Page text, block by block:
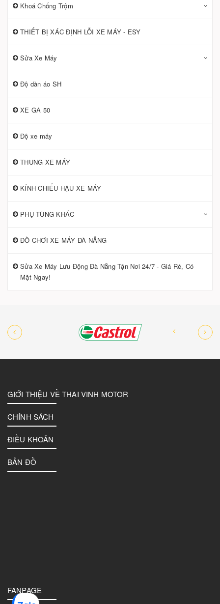
Khoá Chống Trộm
THIẾT BỊ XÁC ĐỊNH LỖI XE MÁY - ESY
Sửa Xe Máy
Độ dàn áo SH
XE GA 50
Độ xe máy
THÙNG XE MÁY
KÍNH CHIẾU HẬU XE MÁY
PHỤ TÙNG KHÁC
ĐỒ CHƠI XE MÁY ĐÀ NẴNG
Sửa Xe Máy Lưu Động Đà Nẵng Tận Nơi 24/7 - Giá Rẻ, Có
Mặt Ngay!
GIỚI THIỆU VỀ THAI VINH MOTOR
CHÍNH SÁCH
ĐIỀU KHOẢN
BẢN ĐỒ
FANPAGE